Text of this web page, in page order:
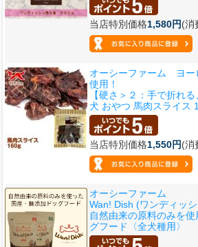
当店特別価格1,580円(消
オーシーファーム ヨー
使用！
【硬さ＞２：手で折れ
犬 おやつ 馬肉スライス
当店特別価格1,550円(消
オーシーファーム
Wan! Dish (ワンディ
自然由来の原料のみを
グフード〈全犬種用〉